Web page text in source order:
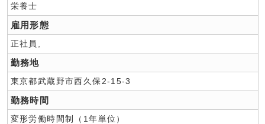
栄養士
雇用形態
正社員,
勤務地
東京都武蔵野市西久保2-15-3
勤務時間
変形労働時間制（1年単位）